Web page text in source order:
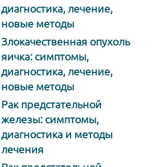
диагностика, лечение,
новые методы
Злокачественная опухоль
яичка: симптомы,
диагностика, лечение,
новые методы
Рак предстательной
железы: симптомы,
диагностика и методы
лечения